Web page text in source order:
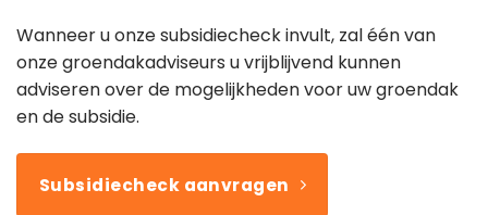
Wanneer u onze subsidiecheck invult, zal één van
onze groendakadviseurs u vrijblijvend kunnen
adviseren over de mogelijkheden voor uw groendak
en de subsidie.
Subsidiecheck aanvragen